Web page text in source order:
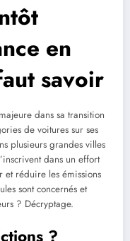
en
savoir
dans sa transition
de voitures sur ses
plusieurs grandes villes
dans un effort
réduire les émissions
sont concernés et
? Décryptage.
?